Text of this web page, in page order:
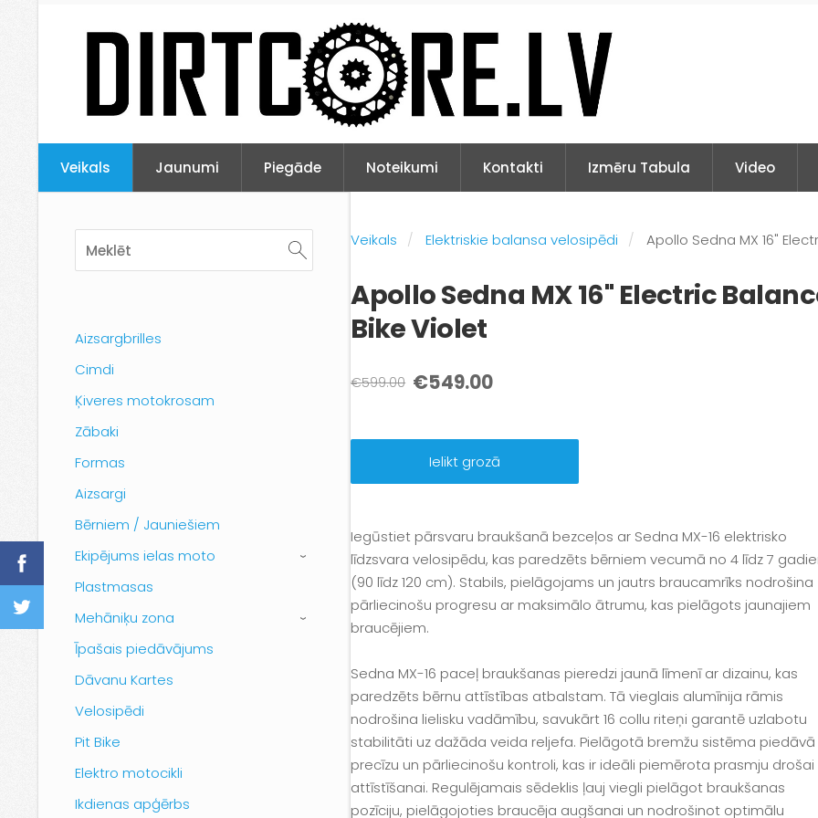
Veikals Jaunumi Piegāde Noteikumi Kontakti Izmēru Tabula Video
Aizsargbrilles
Cimdi
Ķiveres motokrosam
Zābaki
Formas
Aizsargi
Bērniem / Jauniešiem
Ekipējums ielas moto
›
Plastmasas
Mehāniķu zona
›
Īpašais piedāvājums
Dāvanu Kartes
Velosipēdi
Pit Bike
Elektro motocikli
Ikdienas apģērbs
Veikals Elektriskie balansa velosipēdi Apollo Sedna MX 16"
Apollo Sedna MX 16" Electric
Bike Violet
€599.00 €549.00
Ielikt grozā
Iegūstiet pārsvaru braukšanā bezceļos ar Sedna MX-16 elektrisko
līdzsvara velosipēdu, kas paredzēts bērniem vecumā no 4 līdz 7
(90 līdz 120 cm). Stabils, pielāgojams un jautrs braucamrīks nodrošina
pārliecinošu progresu ar maksimālo ātrumu, kas pielāgots jaunajiem
braucējiem.
Sedna MX-16 paceļ braukšanas pieredzi jaunā līmenī ar dizainu, kas
paredzēts bērnu attīstības atbalstam. Tā vieglais alumīnija rāmis
nodrošina lielisku vadāmību, savukārt 16 collu riteņi garantē uzlabotu
stabilitāti uz dažāda veida reljefa. Pielāgotā bremžu sistēma piedāvā
precīzu un pārliecinošu kontroli, kas ir ideāli piemērota prasmju drošai
attīstīšanai. Regulējamais sēdeklis ļauj viegli pielāgot braukšanas
pozīciju, pielāgojoties braucēja augšanai un nodrošinot optimālu